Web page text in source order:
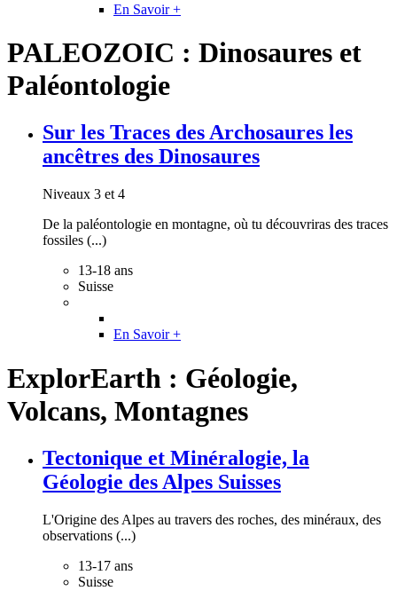
En Savoir +
PALEOZOIC : Dinosaures et
Paléontologie
Sur les Traces des Archosaures les
ancêtres des Dinosaures
Niveaux 3 et 4
De la paléontologie en montagne, où tu découvriras des traces
fossiles (...)
13-18 ans
Suisse
En Savoir +
ExplorEarth : Géologie,
Volcans, Montagnes
Tectonique et Minéralogie, la
Géologie des Alpes Suisses
L'Origine des Alpes au travers des roches, des minéraux, des
observations (...)
13-17 ans
Suisse